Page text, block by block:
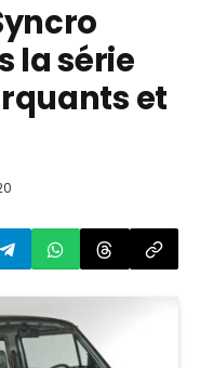
la série
et